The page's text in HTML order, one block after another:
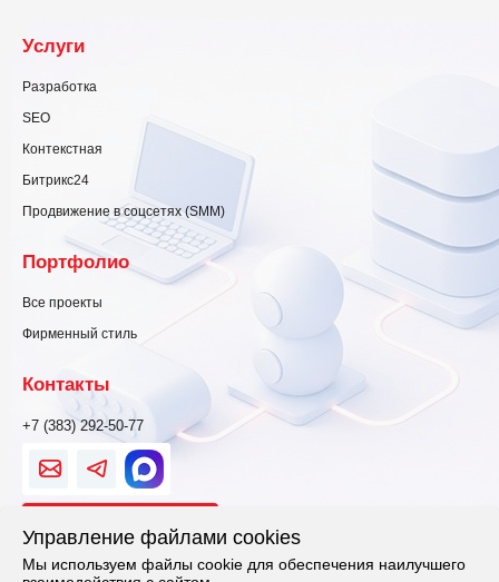
Услуги
Разработка
SEO
Контекстная
Битрикс24
Продвижение в соцсетях (SMM)
Портфолио
Все проекты
Фирменный стиль
Контакты
+7 (383) 292-50-77
Свяжитесь
Политика конфиденциальности
Управление файлами cookies
Мы используем файлы cookie для обеспечения наилучшего